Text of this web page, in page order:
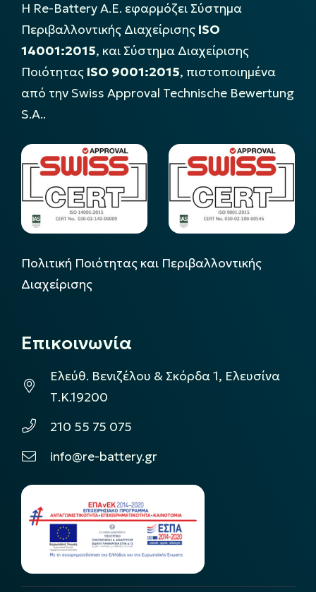
Η Re-Battery Α.Ε. εφαρμόζει Σύστημα
Περιβαλλοντικής Διαχείρισης ISO
14001:2015, και Σύστημα Διαχείρισης
Ποιότητας ISO 9001:2015, πιστοποιημένα
από την Swiss Approval Technische Bewertung
S.A..
Πολιτική Ποιότητας και Περιβαλλοντικής
Διαχείρισης
Επικοινωνία
Ελεύθ. Βενιζέλου & Σκόρδα 1, Ελευσίνα
Τ.Κ.19200
210 55 75 075
info@re-battery.gr